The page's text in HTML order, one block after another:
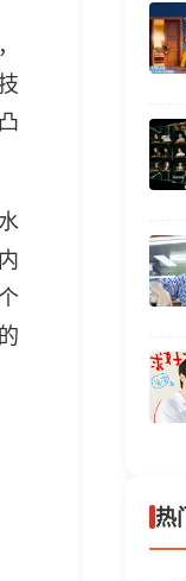
热